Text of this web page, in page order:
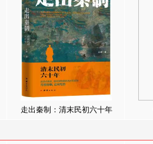
走出秦制：清末民初六十年